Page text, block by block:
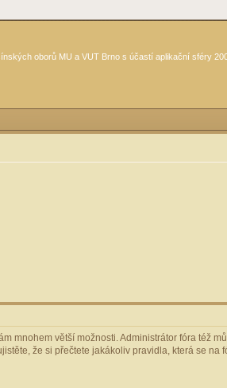
oborů MU a VUT Brno s účastí aplikační sféry
mnohem větší možnosti. Administrátor fóra též
že si přečtete jakákoliv pravidla, která se na